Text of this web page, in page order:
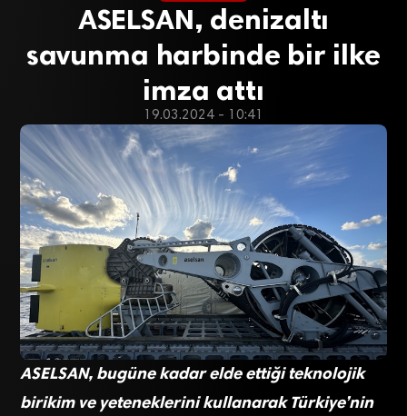
ASELSAN, denizaltı
savunma harbinde bir ilke
imza attı
19.03.2024 - 10:41
ASELSAN, bugüne kadar elde ettiği teknolojik
birikim ve yeteneklerini kullanarak Türkiye’nin